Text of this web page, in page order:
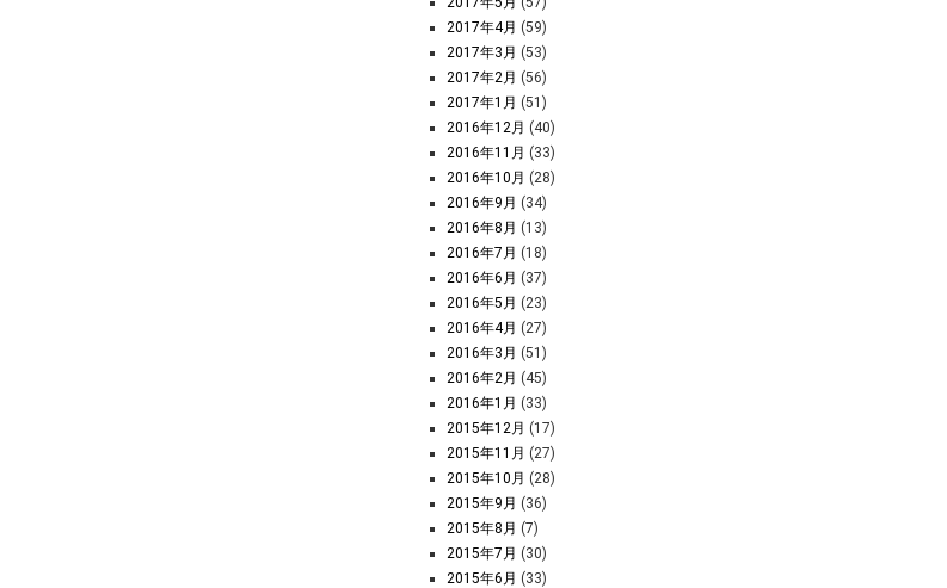
2017年4月 (59)
2017年3月 (53)
2017年2月 (56)
2017年1月 (51)
2016年12月 (40)
2016年11月 (33)
2016年10月 (28)
2016年9月 (34)
2016年8月 (13)
2016年7月 (18)
2016年6月 (37)
2016年5月 (23)
2016年4月 (27)
2016年3月 (51)
2016年2月 (45)
2016年1月 (33)
2015年12月 (17)
2015年11月 (27)
2015年10月 (28)
2015年9月 (36)
2015年8月 (7)
2015年7月 (30)
2015年6月 (33)